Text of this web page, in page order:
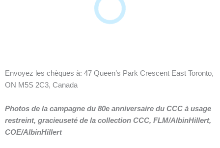
Envoyez les chèques à: 47 Queen’s Park Crescent East Toronto,
ON M5S 2C3, Canada
Photos de la campagne du 80e anniversaire du CCC à usage
restreint, gracieuseté de la collection CCC, FLM/AlbinHillert,
COE/AlbinHillert